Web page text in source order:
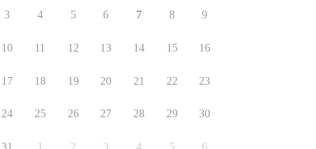
3 4 5 6 7 8 9
10 11 12 13 14 15 16
17 18 19 20 21 22 23
24 25 26 27 28 29 30
31 1 2 3 4 5 6